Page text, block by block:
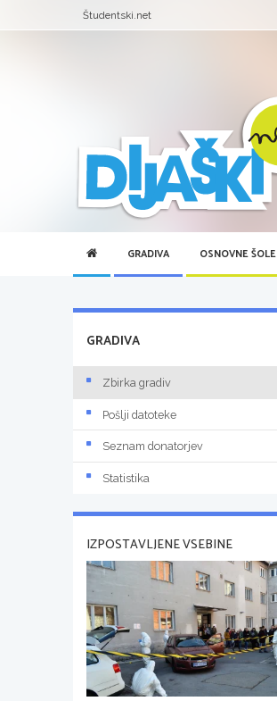
Študentski.net
GRADIVA OSNOVNE ŠOLE
GRADIVA
Zbirka gradiv
Pošlji datoteke
Seznam donatorjev
Statistika
IZPOSTAVLJENE VSEBINE